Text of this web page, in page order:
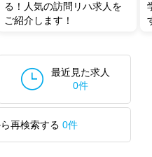
る！人気の訪問リハ求人を
ご紹介します！
最近見た求人
0件
再検索する 0件